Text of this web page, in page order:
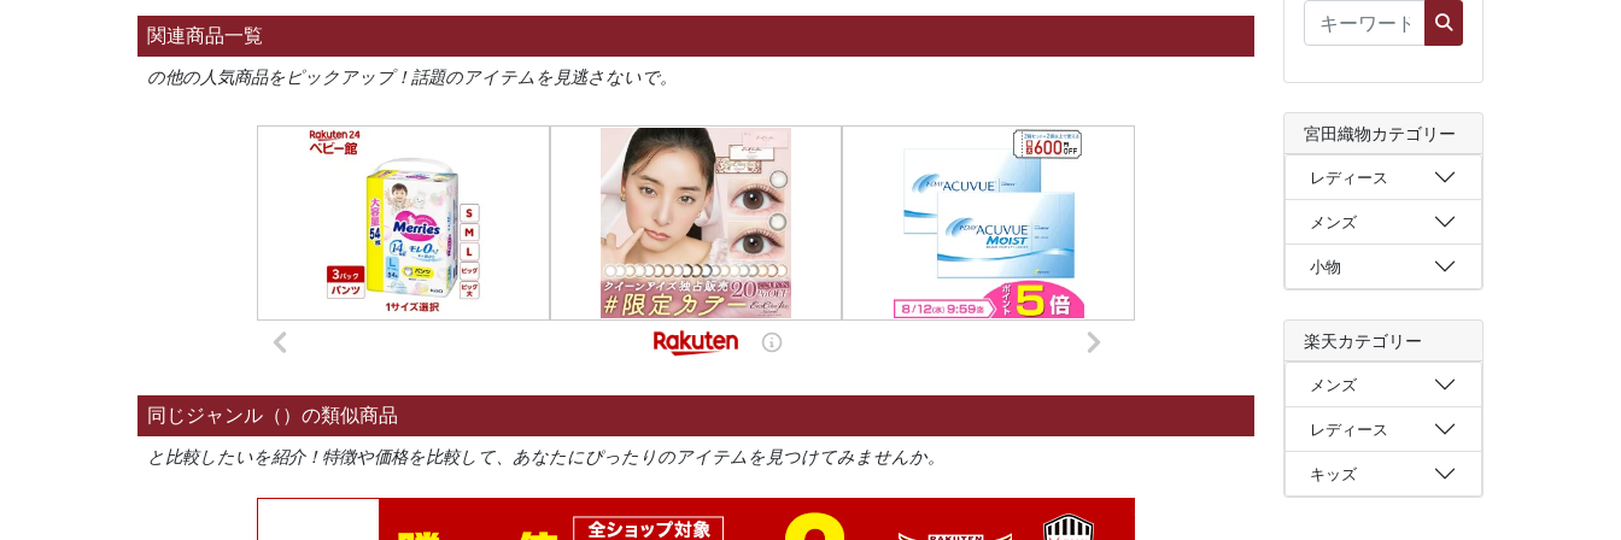
関連商品一覧
の他の人気商品をピックアップ！話題のアイテムを見逃さないで。
同じジャンル（）の類似商品
と比較したいを紹介！特徴や価格を比較して、あなたにぴったりのアイテムを見つけてみませんか。
宮田織物カテゴリー
レディース
メンズ
小物
楽天カテゴリー
メンズ
レディース
キッズ